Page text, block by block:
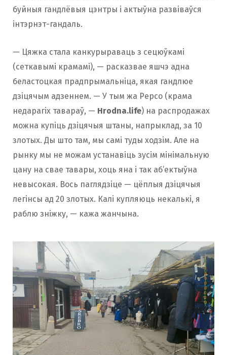
буйныя гандлёвыя цэнтры і актыўна развіваўся
інтэрнэт-гандаль.
— Цяжка стала канкурыраваць з сецюўкамі
(сеткавымі крамамі), — расказвае яшчэ адна
беластоцкая прадпрымальніца, якая гандлюе
дзіцячым адзеннем. — У тым жа Pepco (крама
недарагіх тавараў, — Hrodna.life) на распродажах
можна купіць дзіцячыя штаны, напрыклад, за 10
злотых. Ды што там, мы самі туды ходзім. Але на
рынку мы не можам устанавіць зусім мінімальную
цану на свае тавары, хоць яна і так аб’ектыўна
невысокая. Вось паглядзіце — цёплыя дзіцячыя
легінсы ад 20 злотых. Калі купляюць некалькі, я
раблю зніжку, — кажа жанчына.